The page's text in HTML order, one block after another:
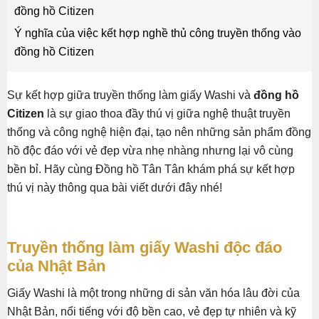
đồng hồ Citizen
Ý nghĩa của việc kết hợp nghề thủ công truyền thống vào
đồng hồ Citizen
Sự kết hợp giữa truyền thống làm giấy Washi và đồng hồ
Citizen là sự giao thoa đầy thú vị giữa nghệ thuật truyền
thống và công nghệ hiện đại, tạo nên những sản phẩm đồng
hồ độc đáo với vẻ đẹp vừa nhẹ nhàng nhưng lại vô cùng
bền bỉ. Hãy cùng Đồng hồ Tân Tân khám phá sự kết hợp
thú vị này thông qua bài viết dưới đây nhé!
Truyền thống làm giấy Washi độc đáo
của Nhật Bản
Giấy Washi là một trong những di sản văn hóa lâu đời của
Nhật Bản, nổi tiếng với độ bền cao, vẻ đẹp tự nhiên và kỹ